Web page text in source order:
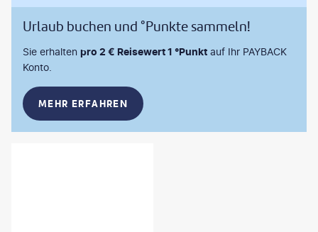
Urlaub buchen und °Punkte sammeln!
Sie erhalten pro 2 € Reisewert 1 °Punkt auf Ihr PAYBACK
Konto.
MEHR ERFAHREN